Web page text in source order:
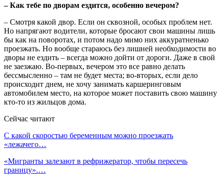
– Как тебе по дворам ездится, особенно вечером?
– Смотря какой двор. Если он сквозной, особых проблем нет.
Но напрягают водители, которые бросают свои машины лишь
бы как на поворотах, и потом надо мимо них аккуратненько
проезжать. Но вообще стараюсь без лишней необходимости во
дворы не ездить – всегда можно дойти от дороги. Даже в свой
не заезжаю. Во-первых, вечером это все равно делать
бессмысленно – там не будет места; во-вторых, если дело
происходит днем, не хочу занимать каршеринговым
автомобилем место, на которое может поставить свою машину
кто-то из жильцов дома.
Сейчас читают
С какой скоростью беременным можно проезжать
«лежачего…
«Мигранты залезают в рефрижератор, чтобы пересечь
границу».…